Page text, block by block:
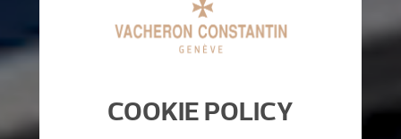
COOKIE POLICY